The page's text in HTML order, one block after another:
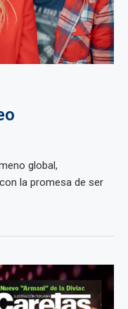
global,
la promesa de ser